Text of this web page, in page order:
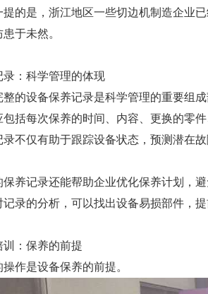
提的是，浙江地区一些切边机制造企业
于未然。
录：科学管理的体现
整的设备保养记录是科学管理的重要组成
包括每次保养的时间、内容、更换的零
录不仅有助于跟踪设备状态，预测潜在
保养记录还能帮助企业优化保养计划，避
记录的分析，可以找出设备易损部件，
训：保养的前提
操作是设备保养的前提。